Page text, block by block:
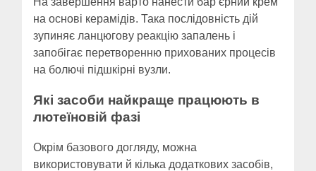
на основі керамідів. Така послідовність дій
зупиняє ланцюгову реакцію запалень і
запобігає перетворенню прихованих процесів
на болючі підшкірні вузли.
Які засоби найкраще працюють в
лютеїновій фазі
Окрім базового догляду, можна
використовувати й кілька додаткових засобів,